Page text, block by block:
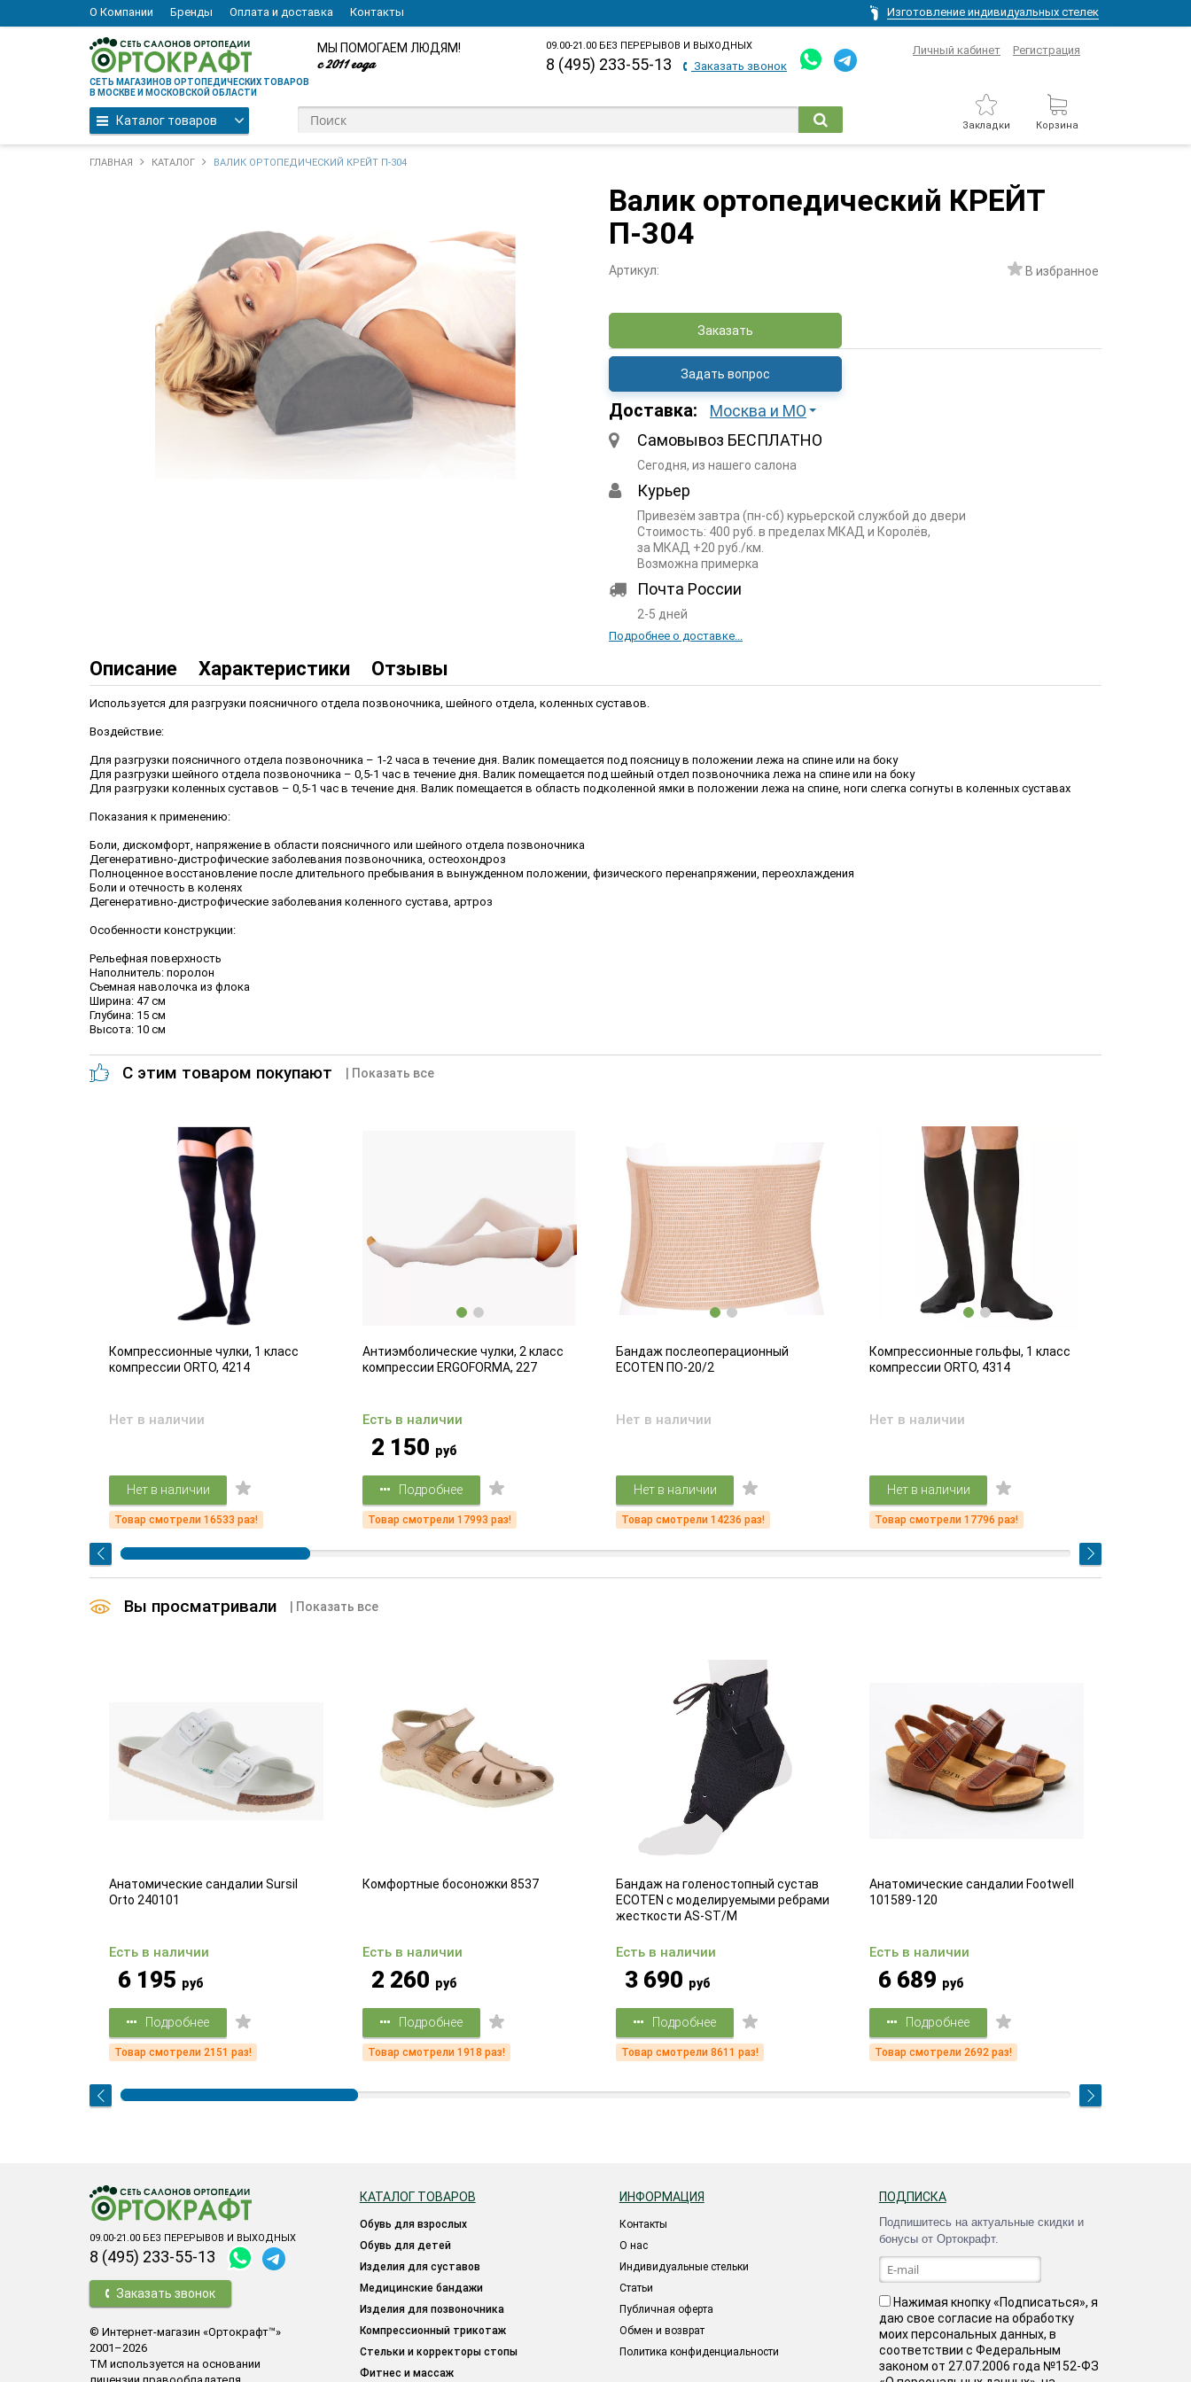
О Компании Бренды Оплата и доставка Контакты Изготовление индивидуальных стелек
СЕТЬ МАГАЗИНОВ ОРТОПЕДИЧЕСКИХ ТОВАРОВ
В МОСКВЕ И МОСКОВСКОЙ ОБЛАСТИ
Каталог товаров
МЫ ПОМОГАЕМ ЛЮДЯМ!
с 2011 года
09.00-21.00 БЕЗ ПЕРЕРЫВОВ И ВЫХОДНЫХ
8 (495) 233-55-13 Заказать звонок
Личный кабинет Регистрация
Закладки Корзина
ГЛАВНАЯ КАТАЛОГ ВАЛИК ОРТОПЕДИЧЕСКИЙ КРЕЙТ П-304
Валик ортопедический КРЕЙТ
П-304
Артикул: В избранное
Заказать
Задать вопрос
Доставка:
Москва и МО
Самовывоз БЕСПЛАТНО
Сегодня, из нашего салона
Курьер
Привезём завтра (пн-сб) курьерской службой до двери
Стоимость: 400 руб. в пределах МКАД и Королёв,
за МКАД +20 руб./км.
Возможна примерка
Почта России
2-5 дней
Подробнее о доставке...
Описание Характеристики Отзывы
Используется для разгрузки поясничного отдела позвоночника, шейного отдела, коленных суставов.
Воздействие:
Для разгрузки поясничного отдела позвоночника – 1-2 часа в течение дня. Валик помещается под поясницу в положении лежа на спине или на боку
Для разгрузки шейного отдела позвоночника – 0,5-1 час в течение дня. Валик помещается под шейный отдел позвоночника лежа на спине или на боку
Для разгрузки коленных суставов – 0,5-1 час в течение дня. Валик помещается в область подколенной ямки в положении лежа на спине, ноги слегка согнуты в коленных суставах
Показания к применению:
Боли, дискомфорт, напряжение в области поясничного или шейного отдела позвоночника
Дегенеративно-дистрофические заболевания позвоночника, остеохондроз
Полноценное восстановление после длительного пребывания в вынужденном положении, физического перенапряжении, переохлаждения
Боли и отечность в коленях
Дегенеративно-дистрофические заболевания коленного сустава, артроз
Особенности конструкции:
Рельефная поверхность
Наполнитель: поролон
Съемная наволочка из флока
Ширина: 47 см
Глубина: 15 см
Высота: 10 см
С этим товаром покупают | Показать все
Компрессионные чулки, 1 класс
компрессии ORTO, 4214
Нет в наличии
Нет в наличии
Товар смотрели 16533 раз!
Антиэмболические чулки, 2 класс
компрессии ERGOFORMA, 227
Есть в наличии
2 150 руб
Подробнее
Товар смотрели 17993 раз!
Бандаж послеоперационный
ECOTEN ПО-20/2
Нет в наличии
Нет в наличии
Товар смотрели 14236 раз!
Компрессионные гольфы, 1 класс
компрессии ORTO, 4314
Нет в наличии
Нет в наличии
Товар смотрели 17796 раз!
Вы просматривали | Показать все
Анатомические сандалии Sursil
Orto 240101
Есть в наличии
6 195 руб
Подробнее
Товар смотрели 2151 раз!
Комфортные босоножки 8537
Есть в наличии
2 260 руб
Подробнее
Товар смотрели 1918 раз!
Бандаж на голеностопный сустав
ECOTEN с моделируемыми ребрами
жесткости AS-ST/M
Есть в наличии
3 690 руб
Подробнее
Товар смотрели 8611 раз!
Анатомические сандалии Footwell
101589-120
Есть в наличии
6 689 руб
Подробнее
Товар смотрели 2692 раз!
09.00-21.00 БЕЗ ПЕРЕРЫВОВ И ВЫХОДНЫХ
8 (495) 233-55-13
Заказать звонок
© Интернет-магазин «Ортокрафт™»
2001–2026
ТМ используется на основании
КАТАЛОГ ТОВАРОВ
обувь для взрослых
обувь для детей
изделия для суставов
медицинские бандажи
изделия для позвоночника
компрессионный трикотаж
стельки и корректоры стопы
фитнес и массаж
ИНФОРМАЦИЯ
Контакты
О нас
Индивидуальные стельки
Статьи
Публичная оферта
Обмен и возврат
Политика конфиденциальности
ПОДПИСКА
Подпишитесь на актуальные скидки и
бонусы от Ортокрафт.
Нажимая кнопку «Подписаться», я
даю свое согласие на обработку
моих персональных данных, в
соответствии с Федеральным
законом от 27.07.2006 года №152-ФЗ